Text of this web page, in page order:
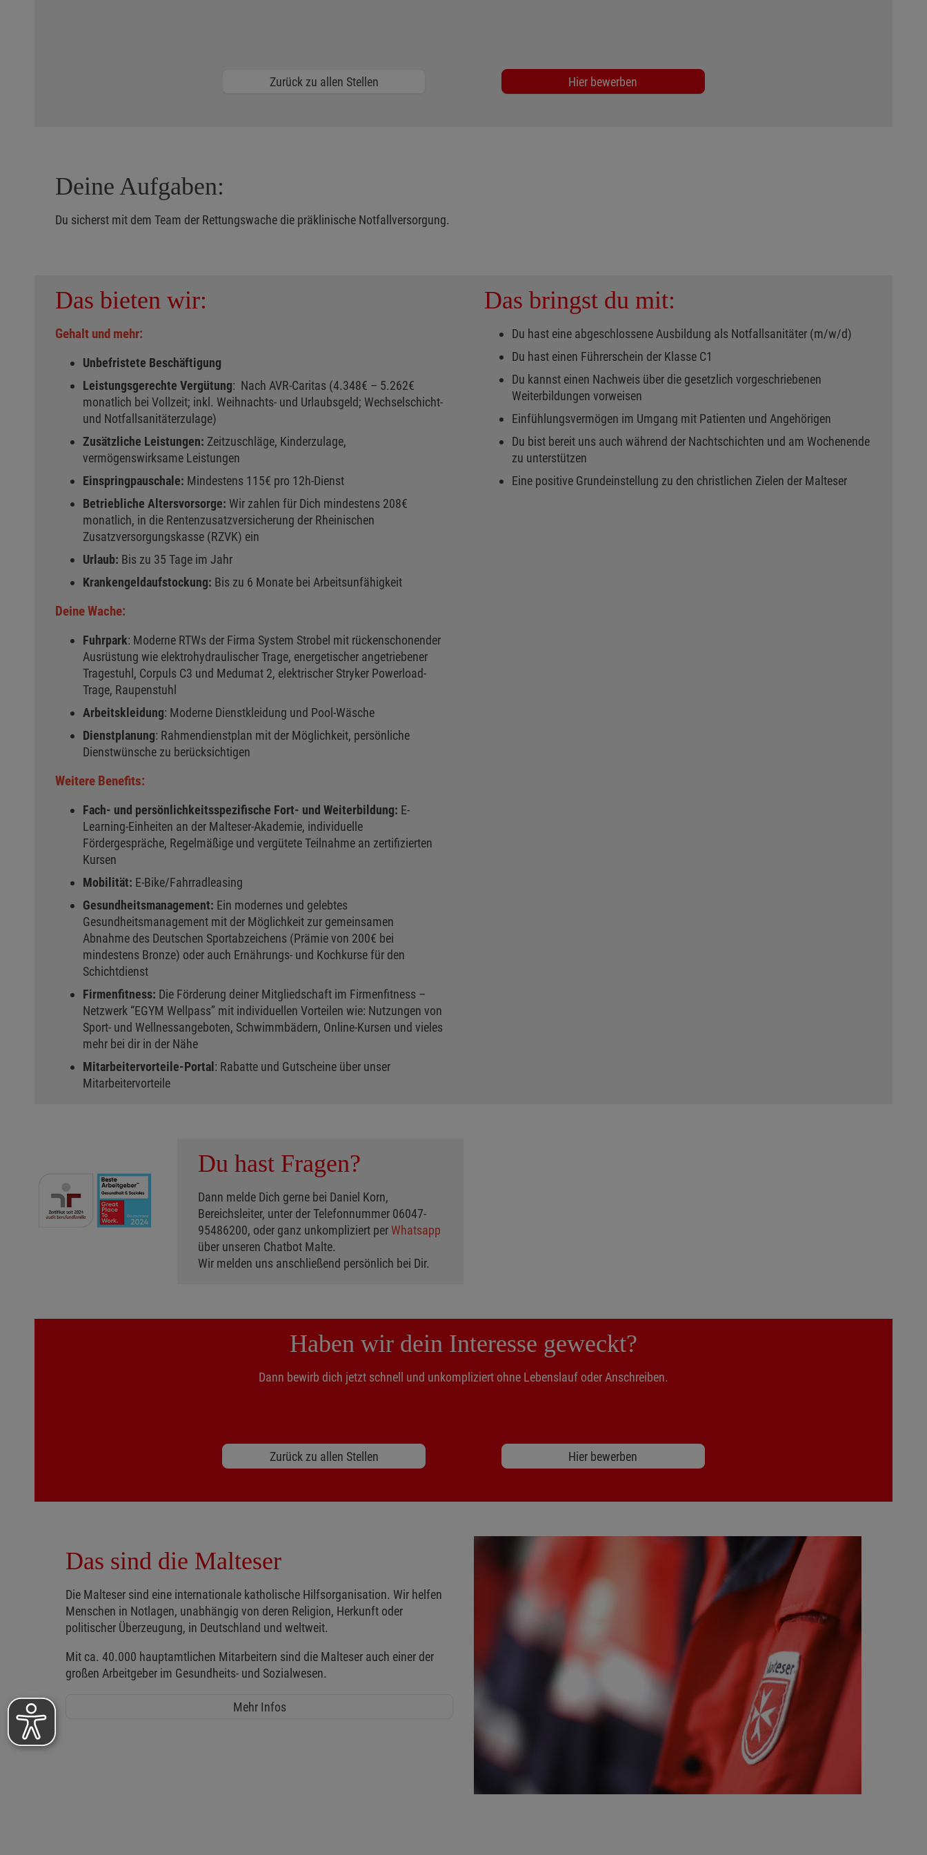
Zurück zu allen Stellen Hier bewerben
Deine Aufgaben:
Du sicherst mit dem Team der Rettungswache die präklinische Notfallversorgung.
Das bieten wir:
Gehalt und mehr:
Unbefristete Beschäftigung
Leistungsgerechte Vergütung: Nach AVR-Caritas (4.348€ – 5.262€
monatlich bei Vollzeit; inkl. Weihnachts- und Urlaubsgeld; Wechselschicht-
und Notfallsanitäterzulage)
Zusätzliche Leistungen: Zeitzuschläge, Kinderzulage,
vermögenswirksame Leistungen
Einspringpauschale: Mindestens 115€ pro 12h-Dienst
Betriebliche Altersvorsorge: Wir zahlen für Dich mindestens 208€
monatlich, in die Rentenzusatzversicherung der Rheinischen
Zusatzversorgungskasse (RZVK) ein
Urlaub: Bis zu 35 Tage im Jahr
Krankengeldaufstockung: Bis zu 6 Monate bei Arbeitsunfähigkeit
Deine Wache:
Fuhrpark: Moderne RTWs der Firma System Strobel mit rückenschonender
Ausrüstung wie elektrohydraulischer Trage, energetischer angetriebener
Tragestuhl, Corpuls C3 und Medumat 2, elektrischer Stryker Powerload-
Trage, Raupenstuhl
Arbeitskleidung: Moderne Dienstkleidung und Pool-Wäsche
Dienstplanung: Rahmendienstplan mit der Möglichkeit, persönliche
Dienstwünsche zu berücksichtigen
Weitere Benefits:
Fach- und persönlichkeitsspezifische Fort- und Weiterbildung: E-
Learning-Einheiten an der Malteser-Akademie, individuelle
Fördergespräche, Regelmäßige und vergütete Teilnahme an zertifizierten
Kursen
Mobilität: E-Bike/Fahrradleasing
Gesundheitsmanagement: Ein modernes und gelebtes
Gesundheitsmanagement mit der Möglichkeit zur gemeinsamen
Abnahme des Deutschen Sportabzeichens (Prämie von 200€ bei
mindestens Bronze) oder auch Ernährungs- und Kochkurse für den
Schichtdienst
Firmenfitness: Die Förderung deiner Mitgliedschaft im Firmenfitness –
Netzwerk “EGYM Wellpass” mit individuellen Vorteilen wie: Nutzungen von
Sport- und Wellnessangeboten, Schwimmbädern, Online-Kursen und vieles
mehr bei dir in der Nähe
Mitarbeitervorteile-Portal : Rabatte und Gutscheine über unser
Mitarbeitervorteile
Das bringst du mit:
Du hast eine abgeschlossene Ausbildung als Notfallsanitäter (m/w/d)
Du hast einen Führerschein der Klasse C1
Du kannst einen Nachweis über die gesetzlich vorgeschriebenen
Weiterbildungen vorweisen
Einfühlungsvermögen im Umgang mit Patienten und Angehörigen
Du bist bereit uns auch während der Nachtschichten und am Wochenende
zu unterstützen
Eine positive Grundeinstellung zu den christlichen Zielen der Malteser
Du hast Fragen?
Dann melde Dich gerne bei Daniel Korn,
Bereichsleiter, unter der Telefonnummer 06047-
95486200, oder ganz unkompliziert perWhatsapp
über unseren Chatbot Malte.
Wir melden uns anschließend persönlich bei Dir.
Haben wir dein Interesse geweckt?
Dann bewirb dich jetzt schnell und unkompliziert ohne Lebenslauf oder Anschreiben.
Zurück zu allen Stellen Hier bewerben
Das sind die Malteser
Die Malteser sind eine internationale katholische Hilfsorganisation. Wir helfen
Menschen in Notlagen, unabhängig von deren Religion, Herkunft oder
politischer Überzeugung, in Deutschland und weltweit.
Mit ca. 40.000 hauptamtlichen Mitarbeitern sind die Malteser auch einer der
großen Arbeitgeber im Gesundheits- und Sozialwesen.
Mehr Infos